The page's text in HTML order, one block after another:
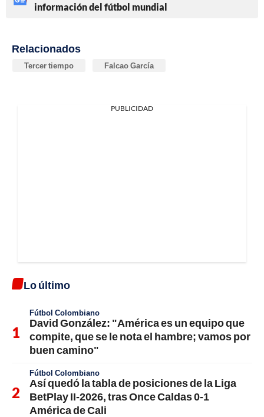
información del fútbol mundial
Relacionados
Tercer tiempo Falcao García
PUBLICIDAD
Lo último
Fútbol Colombiano
David González: "América es un equipo que
compite, que se le nota el hambre; vamos por
buen camino"
Fútbol Colombiano
Así quedó la tabla de posiciones de la Liga
BetPlay II-2026, tras Once Caldas 0-1
América de Cali